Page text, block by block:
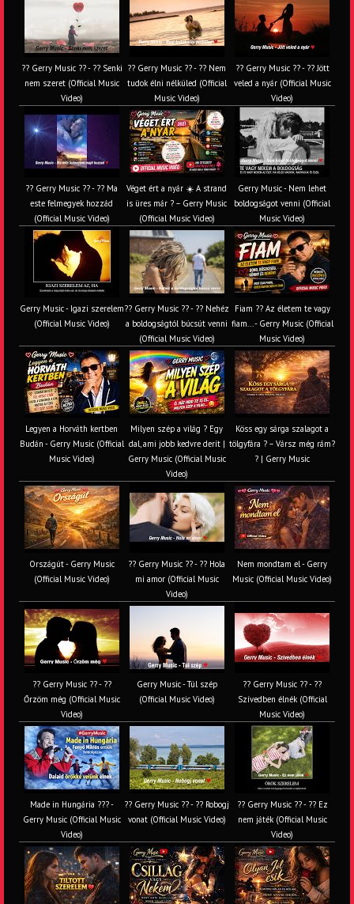
?? Gerry Music ?? - ?? Senki
nem szeret (Official Music
Video)
?? Gerry Music ?? - ?? Nem
tudok élni nélküled (Official
Music Video)
?? Gerry Music ?? - ?? Jött
veled a nyár (Official Music
Video)
?? Gerry Music ?? - ?? Ma
este felmegyek hozzád
(Official Music Video)
Véget ért a nyár ☀️ A strand
is üres már ? – Gerry Music
(Official Music Video)
Gerry Music - Nem lehet
boldogságot venni (Official
Music Video)
Gerry Music - Igazi szerelem
(Official Music Video)
?? Gerry Music ?? - ?? Nehéz
a boldogságtól búcsút venni
(Official Music Video)
Fiam ?‍? Az életem te vagy
fiam... - Gerry Music (Official
Music Video)
Legyen a Horváth kertben
Budán - Gerry Music (Official
Music Video)
Milyen szép a világ ? Egy
dal, ami jobb kedvre derít |
Gerry Music (Official Music
Video)
Köss egy sárga szalagot a
tölgyfára ?️ – Vársz még rám?
? | Gerry Music
Országút - Gerry Music
(Official Music Video)
?? Gerry Music ?? - ?? Hola
mi amor (Official Music
Video)
Nem mondtam el - Gerry
Music (Official Music Video)
?? Gerry Music ?? - ??
Őrzöm még (Official Music
Video)
Gerry Music - Túl szép
(Official Music Video)
?? Gerry Music ?? - ??
Szívedben élnék (Official
Music Video)
Made in Hungária ??? -
Gerry Music (Official Music
Video)
?? Gerry Music ?? - ?? Robogj
vonat (Official Music Video)
?? Gerry Music ?? - ?? Ez
nem játék (Official Music
Video)